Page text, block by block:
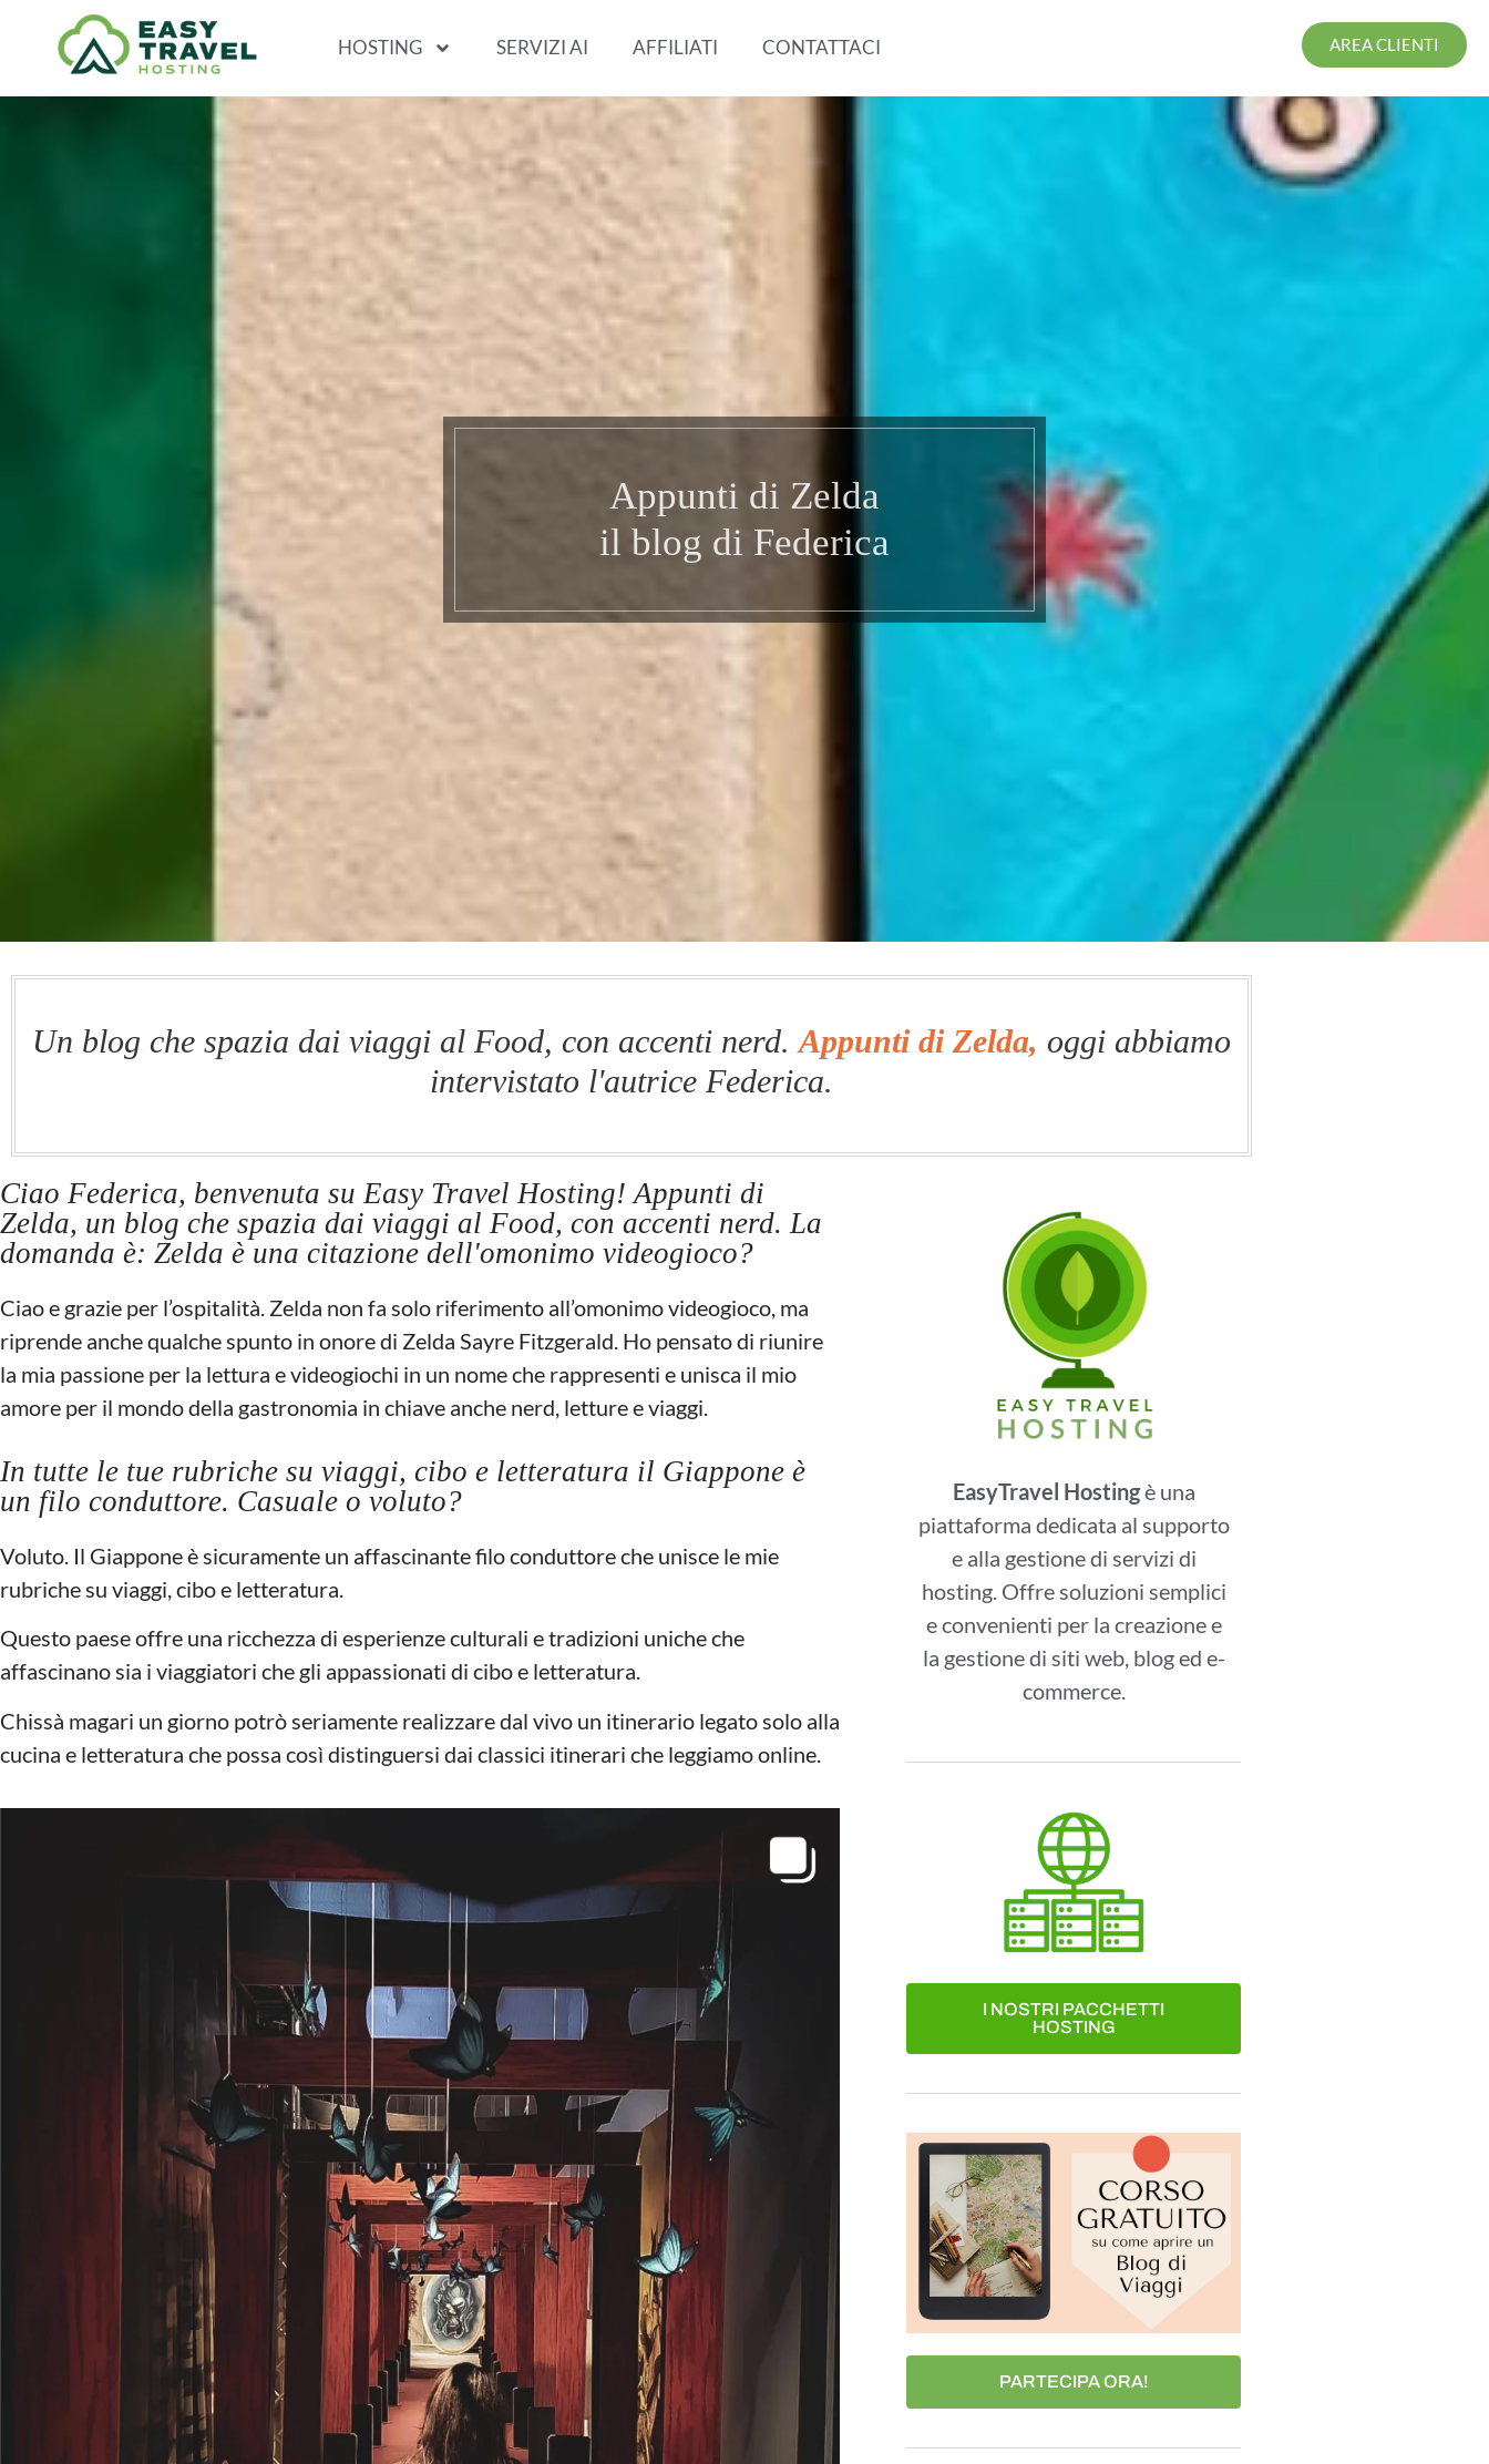
HOSTING SERVIZI AI AFFILIATI CONTATTACI AREA CLIENTI
Appunti di Zelda
il blog di Federica
Un blog che spazia dai viaggi al Food, con accenti nerd.Appunti di Zelda, oggi abbiamo
intervistato l'autrice Federica.
Ciao Federica, benvenuta su Easy Travel Hosting! Appunti di
Zelda, un blog che spazia dai viaggi al Food, con accenti nerd. La
domanda è: Zelda è una citazione dell'omonimo videogioco?
Ciao e grazie per l’ospitalità. Zelda non fa solo riferimento all’omonimo videogioco, ma
riprende anche qualche spunto in onore di Zelda Sayre Fitzgerald. Ho pensato di riunire
la mia passione per la lettura e videogiochi in un nome che rappresenti e unisca il mio
amore per il mondo della gastronomia in chiave anche nerd, letture e viaggi.
In tutte le tue rubriche su viaggi, cibo e letteratura il Giappone è
un filo conduttore. Casuale o voluto?
Voluto. Il Giappone è sicuramente un affascinante filo conduttore che unisce le mie
rubriche su viaggi, cibo e letteratura.
Questo paese offre una ricchezza di esperienze culturali e tradizioni uniche che
affascinano sia i viaggiatori che gli appassionati di cibo e letteratura.
Chissà magari un giorno potrò seriamente realizzare dal vivo un itinerario legato solo alla
cucina e letteratura che possa così distinguersi dai classici itinerari che leggiamo online.
EasyTravel Hostingè una
piattaforma dedicata al supporto
e alla gestione di servizi di
hosting. Offre soluzioni semplici
e convenienti per la creazione e
la gestione di siti web, blog ed e-
commerce.
I NOSTRI PACCHETTI
HOSTING
PARTECIPA ORA!